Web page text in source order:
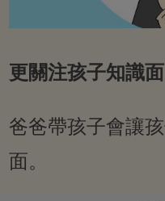
更關注孩子知識面
爸爸帶孩子會讓
面。